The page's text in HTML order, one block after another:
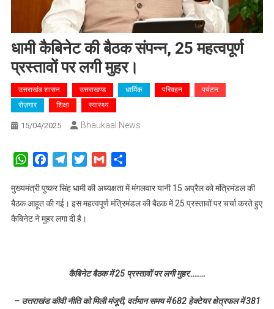
धामी कैबिनेट की बैठक संपन्न, 25 महत्वपूर्ण
प्रस्तावों पर लगी मुहर।
उत्तराखंड शासन उत्तराखण्ड धार्मिक परिवहन
पर्यटन
रोज़गार
शिक्षा स्वास्थ्य
15/04/2025 Bhaukaal News
WhatsAppFacebookTelegramTwitterGmail
मुख्यमंत्री पुष्कर सिंह धामी की अध्यक्षता में मंगलवार यानी 15 अप्रैल को मंत्रिमंडल की
बैठक आहूत की गई। इस महत्वपूर्ण मंत्रिमंडल की बैठक में 25 प्रस्तावों पर चर्चा करते हुए
कैबिनेट ने मुहर लगा दी है।
कैबिनेट बैठक में 25 प्रस्तावों पर लगी मुहर………
– उत्तराखंड कीवी नीति को मिली मंजूरी, वर्तमान समय में 682 हेक्टेयर क्षेत्रफल में 381